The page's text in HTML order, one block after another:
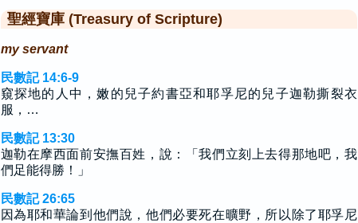
聖經寶庫 (Treasury of Scripture)
my servant
民數記 14:6-9
窺探地的人中，嫩的兒子約書亞和耶孚尼的兒子迦勒撕裂衣
服，…
民數記 13:30
迦勒在摩西面前安撫百姓，說：「我們立刻上去得那地吧，我
們足能得勝！」
民數記 26:65
因為耶和華論到他們說，他們必要死在曠野，所以除了耶孚尼